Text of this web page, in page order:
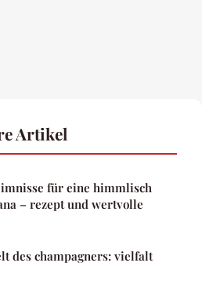
Artikel
für eine himmlisch
– rezept und wertvolle
des champagners: vielfalt